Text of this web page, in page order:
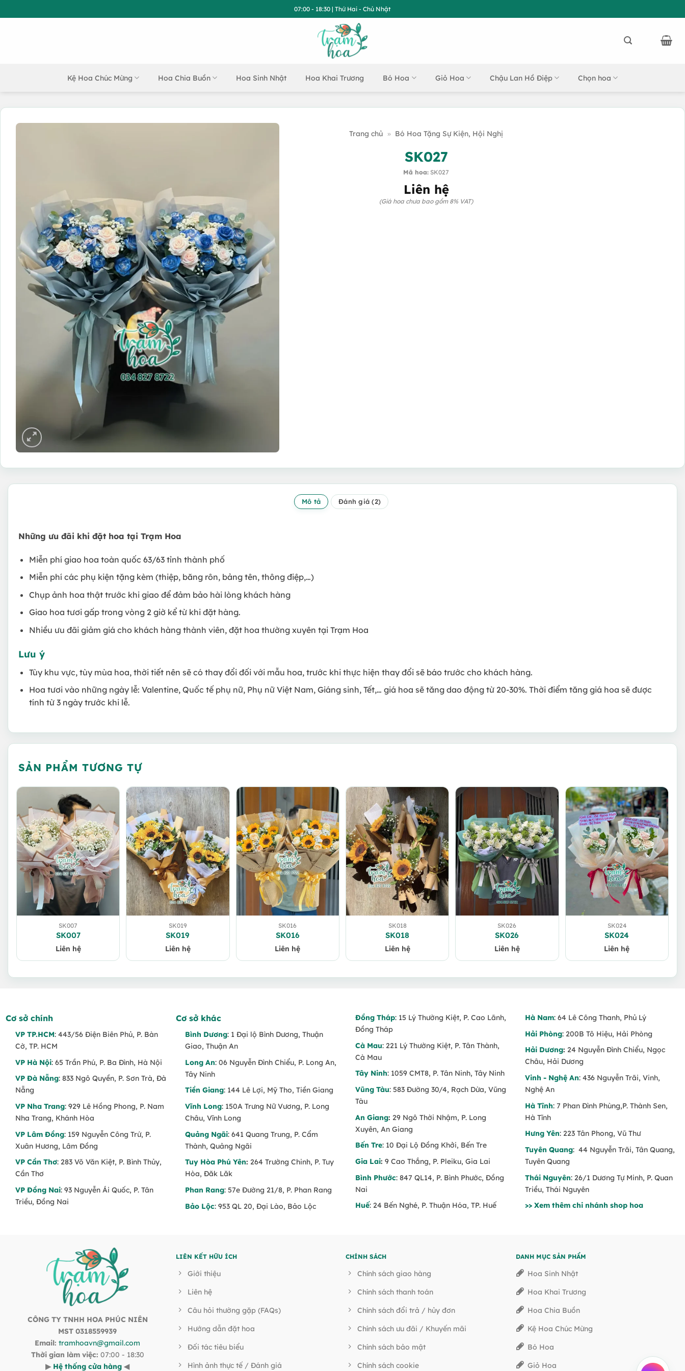
qua
07:00 - 18:30 | Thứ Hai - Chủ Nhật
Kệ Hoa Chúc Mừng Hoa Chia Buồn Hoa Sinh Nhật Hoa Khai Trương Bó Hoa Giỏ Hoa Chậu Lan Hồ Điệp Chọn hoa
Trang chủ » Bó Hoa Tặng Sự Kiện, Hội Nghị
SK027
Mã hoa: SK027
Liên hệ
(Giá hoa chưa bao gồm 8% VAT)
Mô tả Đánh giá (2)
Những ưu đãi khi đặt hoa tại Trạm Hoa
Miễn phí giao hoa toàn quốc 63/63 tỉnh thành phố
Miễn phí các phụ kiện tặng kèm (thiệp, băng rôn, bảng tên, thông điệp,…)
Chụp ảnh hoa thật trước khi giao để đảm bảo hài lòng khách hàng
Giao hoa tươi gấp trong vòng 2 giờ kể từ khi đặt hàng.
Nhiều ưu đãi giảm giá cho khách hàng thành viên, đặt hoa thường xuyên tại Trạm Hoa
Lưu ý
Tùy khu vực, tùy mùa hoa, thời tiết nên sẽ có thay đổi đối với mẫu hoa, trước khi thực hiện thay đổi sẽ báo trước cho khách hàng.
Hoa tươi vào những ngày lễ: Valentine, Quốc tế phụ nữ, Phụ nữ Việt Nam, Giáng sinh, Tết,… giá hoa sẽ tăng dao động từ 20-30%. Thời điểm tăng giá hoa sẽ được
tính từ 3 ngày trước khi lễ.
SẢN PHẨM TƯƠNG TỰ
SK007
SK007
Liên hệ
SK019
SK019
Liên hệ
SK016
SK016
Liên hệ
SK018
SK018
Liên hệ
SK026
SK026
Liên hệ
SK024
SK024
Liên hệ
Cơ sở chính
VP TP.HCM: 443/56 Điện Biên Phủ, P. Bàn
Cờ, TP. HCM
VP Hà Nội: 65 Trần Phú, P. Ba Đình, Hà Nội
VP Đà Nẵng: 833 Ngô Quyền, P. Sơn Trà, Đà
Nẵng
VP Nha Trang: 929 Lê Hồng Phong, P. Nam
Nha Trang, Khánh Hòa
VP Lâm Đồng: 159 Nguyễn Công Trứ, P.
Xuân Hương, Lâm Đồng
VP Cần Thơ: 283 Võ Văn Kiệt, P. Bình Thủy,
Cần Thơ
VP Đồng Nai: 93 Nguyễn Ái Quốc, P. Tân
Triều, Đồng Nai
Cơ sở khác
Bình Dương: 1 Đại lộ Bình Dương, Thuận
Giao, Thuận An
Long An: 06 Nguyễn Đình Chiểu, P. Long An,
Tây Ninh
Tiền Giang: 144 Lê Lợi, Mỹ Tho, Tiền Giang
Vĩnh Long: 150A Trưng Nữ Vương, P. Long
Châu, Vĩnh Long
Quảng Ngãi: 641 Quang Trung, P. Cẩm
Thành, Quảng Ngãi
Tuy Hòa Phú Yên: 264 Trường Chinh, P. Tuy
Hòa, Đăk Lăk
Phan Rang: 57e Đường 21/8, P. Phan Rang
Bảo Lộc: 953 QL 20, Đại Lào, Bảo Lộc
Đồng Tháp: 15 Lý Thường Kiệt, P. Cao Lãnh,
Đồng Tháp
Cà Mau: 221 Lý Thường Kiệt, P. Tân Thành,
Cà Mau
Tây Ninh: 1059 CMT8, P. Tân Ninh, Tây Ninh
Vũng Tàu: 583 Đường 30/4, Rạch Dừa, Vũng
Tàu
An Giang: 29 Ngô Thời Nhậm, P. Long
Xuyên, An Giang
Bến Tre: 10 Đại Lộ Đồng Khởi, Bến Tre
Gia Lai: 9 Cao Thắng, P. Pleiku, Gia Lai
Bình Phước: 847 QL14, P. Bình Phước, Đồng
Nai
Huế: 24 Bến Nghé, P. Thuận Hóa, TP. Huế
Hà Nam: 64 Lê Công Thanh, Phủ Lý
Hải Phòng: 200B Tô Hiệu, Hải Phòng
Hải Dương: 24 Nguyễn Đình Chiểu, Ngọc
Châu, Hải Dương
Vinh - Nghệ An: 436 Nguyễn Trãi, Vinh,
Nghệ An
Hà Tĩnh: 7 Phan Đình Phùng,P. Thành Sen,
Hà Tĩnh
Hưng Yên: 223 Tân Phong, Vũ Thư
Tuyên Quang: 44 Nguyễn Trãi, Tân Quang,
Tuyên Quang
Thái Nguyên: 26/1 Dương Tự Minh, P. Quan
Triều, Thái Nguyên
>> Xem thêm chi nhánh shop hoa
CÔNG TY TNHH HOA PHÚC NIÊN
MST 0318559939
Email: tramhoavn@gmail.com
Thời gian làm việc: 07:00 - 18:30
▶ Hệ thống cửa hàng ◀
LIÊN KẾT HỮU ÍCH
Giới thiệu
Liên hệ
Câu hỏi thường gặp (FAQs)
Hướng dẫn đặt hoa
Đối tác tiêu biểu
Hình ảnh thực tế / Đánh giá
CHÍNH SÁCH
Chính sách giao hàng
Chính sách thanh toán
Chính sách đổi trả / hủy đơn
Chính sách ưu đãi / Khuyến mãi
Chính sách bảo mật
Chính sách cookie
DANH MỤC SẢN PHẨM
Hoa Sinh Nhật
Hoa Khai Trương
Hoa Chia Buồn
Kệ Hoa Chúc Mừng
Bó Hoa
Giỏ Hoa